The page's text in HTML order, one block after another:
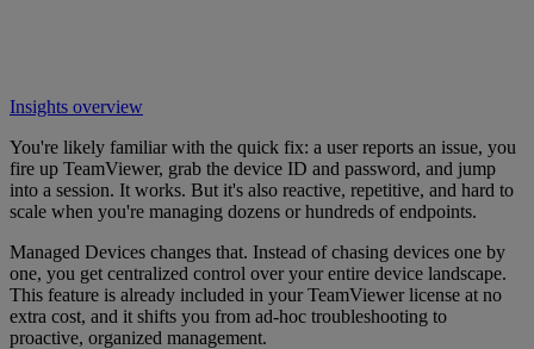
Insights overview
You're likely familiar with the quick fix: a user reports an issue, you
fire up TeamViewer, grab the device ID and password, and jump
into a session. It works. But it's also reactive, repetitive, and hard to
scale when you're managing dozens or hundreds of endpoints.
Managed Devices changes that. Instead of chasing devices one by
one, you get centralized control over your entire device landscape.
This feature is already included in your TeamViewer license at no
extra cost, and it shifts you from ad-hoc troubleshooting to
proactive, organized management.